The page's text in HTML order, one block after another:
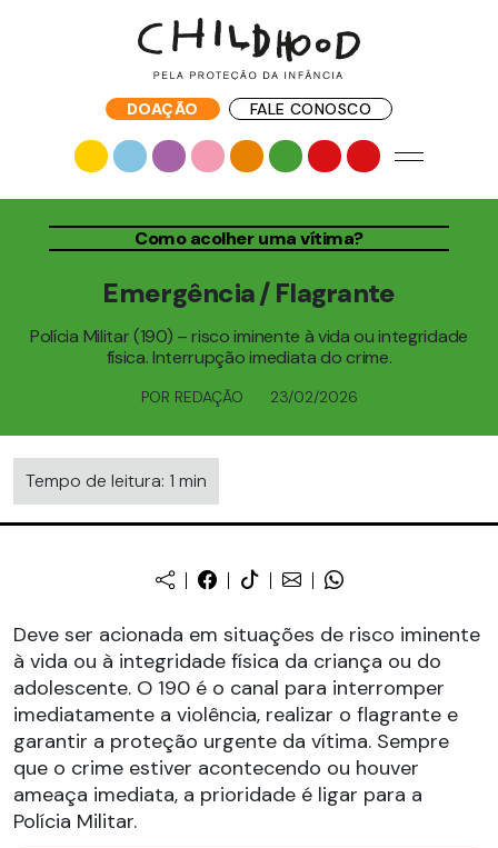
DOAÇÃO FALE CONOSCO
Como acolher uma vítima?
Emergência / Flagrante
Polícia Militar (190) – risco iminente à vida ou integridade
física. Interrupção imediata do crime.
POR REDAÇÃO 23/02/2026
Tempo de leitura: 1 min
Deve ser acionada em situações de risco iminente
à vida ou à integridade física da criança ou do
adolescente. O 190 é o canal para interromper
imediatamente a violência, realizar o flagrante e
garantir a proteção urgente da vítima. Sempre
que o crime estiver acontecendo ou houver
ameaça imediata, a prioridade é ligar para a
Polícia Militar.